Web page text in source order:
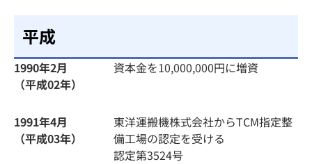
平成
1990年2月
（平成02年）
資本金を10,000,000円に増資
1991年4月
（平成03年）
東洋運搬機株式会社からTCM指定整
備工場の認定を受ける
認定第3524号